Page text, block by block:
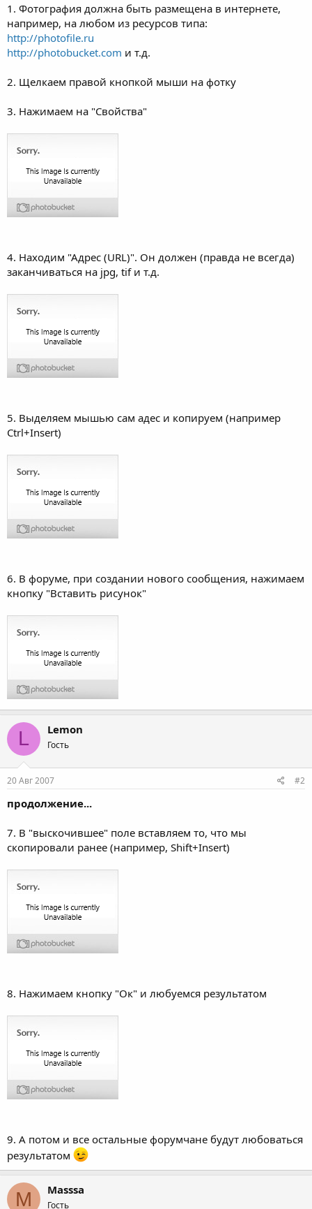
1. Фотография должна быть размещена в интернете,
например, на любом из ресурсов типа:
http://photofile.ru
http://photobucket.com и т.д.
2. Щелкаем правой кнопкой мыши на фотку
3. Нажимаем на "Свойства"
4. Находим "Адрес (URL)". Он должен (правда не всегда)
заканчиваться на jpg, tif и т.д.
5. Выделяем мышью сам адес и копируем (например
Ctrl+Insert)
6. В форуме, при создании нового сообщения, нажимаем
кнопку "Вставить рисунок"
L Lemon
Гость
20 Авг 2007 #2
продолжение...
7. В "выскочившее" поле вставляем то, что мы
скопировали ранее (например, Shift+Insert)
8. Нажимаем кнопку "Ок" и любуемся результатом
9. А потом и все остальные форумчане будут любоваться
результатом
M Masssa
Гость